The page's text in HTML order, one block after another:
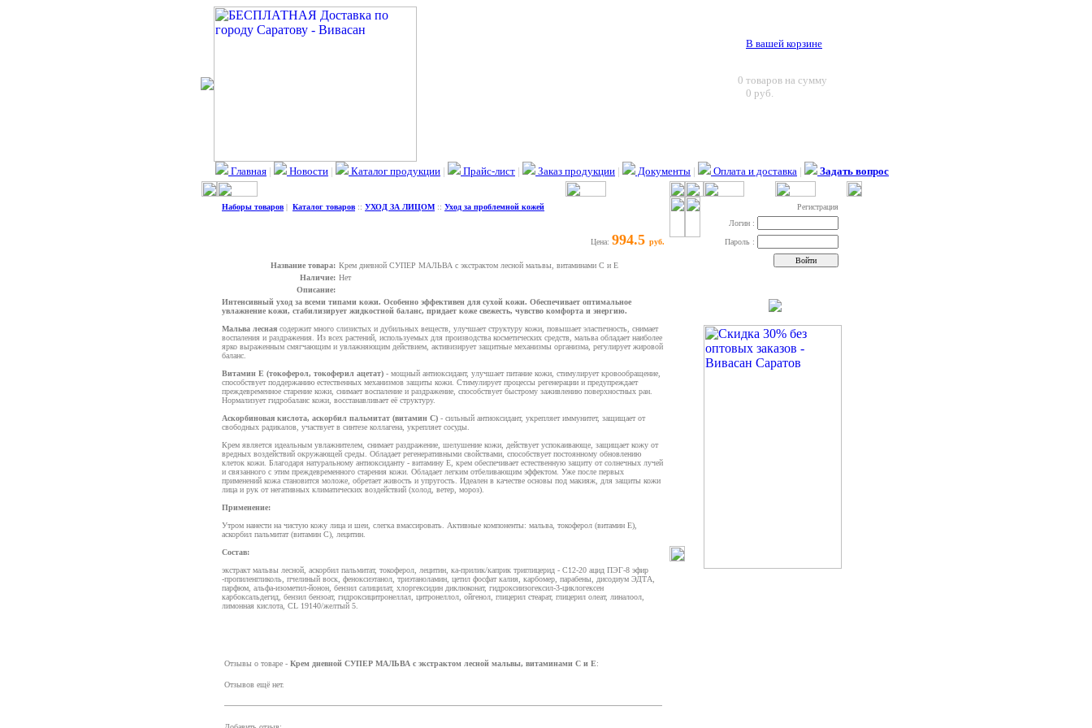
В вашей корзине
0 товаров на сумму
0 руб.
Главная | Новости | Каталог продукции | Прайс-лист | Заказ продукции | Документы | Оплата и доставка | Задать вопрос
Наборы товаров | Каталог товаров :: УХОД ЗА ЛИЦОМ :: Уход за проблемной кожей
Цена: 994.5 руб.
Название товара: Крем дневной СУПЕР МАЛЬВА с экстрактом лесной мальвы, витаминами С и Е
Наличие: Нет
Описание:
Интенсивный уход за всеми типами кожи. Особенно эффективен для сухой кожи. Обеспечивает оптимальное
увлажнение кожи, стабилизирует жидкостной баланс, придает коже свежесть, чувство комфорта и энергию.
Мальва лесная содержит много слизистых и дубильных веществ, улучшает структуру кожи, повышает эластичность, снимает
воспаления и раздражения. Из всех растений, используемых для производства косметических средств, мальва обладает наиболее
ярко выраженным смягчающим и увлажняющим действием, активизирует защитные механизмы организма, регулирует жировой
баланс.
Витамин Е (токоферол, токоферил ацетат) - мощный антиоксидант, улучшает питание кожи, стимулирует кровообращение,
способствует поддержанию естественных механизмов защиты кожи. Стимулирует процессы регенерации и предупреждает
преждевременное старение кожи, снимает воспаление и раздражение, способствует быстрому заживлению поверхностных ран.
Нормализует гидробаланс кожи, восстанавливает её структуру.
Аскорбиновая кислота, аскорбил пальмитат (витамин С) - сильный антиоксидант, укрепляет иммунитет, защищает от
свободных радикалов, участвует в синтезе коллагена, укрепляет сосуды.
Крем является идеальным увлажнителем, снимает раздражение, шелушение кожи, действует успокаивающе, защищает кожу от
вредных воздействий окружающей среды. Обладает регенеративными свойствами, способствует постоянному обновлению
клеток кожи. Благодаря натуральному антиоксиданту - витамину Е, крем обеспечивает естественную защиту от солнечных лучей
и связанного с этим преждевременного старения кожи. Обладает легким отбеливающим эффектом. Уже после первых
применений кожа становится моложе, обретает живость и упругость. Идеален в качестве основы под макияж, для защиты кожи
лица и рук от негативных климатических воздействий (холод, ветер, мороз).
Применение:
Утром нанести на чистую кожу лица и шеи, слегка вмассировать. Активные компоненты: мальва, токоферол (витамин E),
аскорбил пальмитат (витамин С), лецитин.
Состав:
экстракт мальвы лесной, аскорбил пальмитат, токоферол, лецитин, ка-прилик/каприк триглицерид - С12-20 ацид ПЭГ-8 эфир
-пропиленгликоль, пчелиный воск, феноксиэтанол, триэтаноламин, цетил фосфат калия, карбомер, парабены, дисодиум ЭДТА,
парфюм, альфа-изометил-йонон, бензил салицилат, хлоргексидин диклюконат, гидроксиизогексил-3-циклогексен
карбоксальдегид, бензил бензоат, гидроксицитронеллал, цитронеллол, ойгенол, глицерил стеарат, глицерил олеат, линалоол,
лимонная кислота, CL 19140/желтый 5.
Отзывы о товаре - Крем дневной СУПЕР МАЛЬВА с экстрактом лесной мальвы, витаминами С и Е:
Отзывов ещё нет.
Регистрация
Логин :
Пароль :